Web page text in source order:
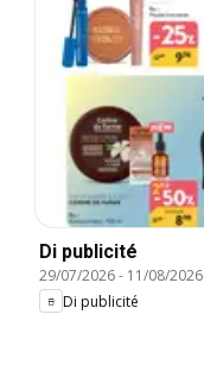
Di publicité
29/07/2026- 11/08/2026
Di publicité